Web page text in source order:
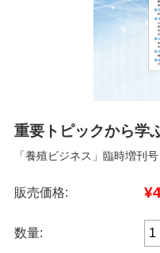
重要トピックから学
「養殖ビジネス」臨時増刊号
販売価格:
数量: